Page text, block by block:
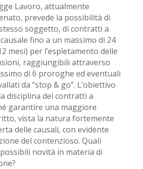
Lavoro, attualmente
prevede la possibilità di
soggetto, di contratti a
fino a un massimo di 24
mesi) per l’espletamento delle
raggiungibili attraverso
di 6 proroghe ed eventuali
da “stop & go”. L’obiettivo
disciplina dei contratti a
garantire una maggiore
vista la natura fortemente
delle causali, con evidente
del contenzioso. Quali
novità in materia di